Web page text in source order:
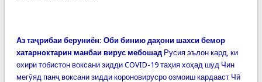
Аз таҷрибаи беруниён: Оби бинию даҳони шахси бемор
хатарноктарин манбаи вирус мебошад Русия эълон кард, ки
охири тобистон воксани зидди COVID-19 таҳия хоҳад шуд Чин
мегӯяд панҷ воксани зидди короновирусро озмоиш кардааст Чӣ